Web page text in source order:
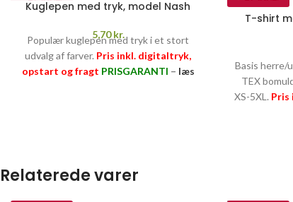
Kuglepen med tryk, model Nash
5,70kr.
Populær kuglepen med tryk i et stort
udvalg af farver. Pris inkl. digitaltryk,
opstart og fragt PRISGARANTI – læs
T-shirt
Basis herre/
TEX
XS-5XL. Pris
Relaterede varer